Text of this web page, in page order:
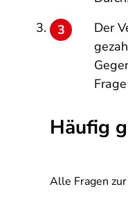
Der
Häufig
Alle Fragen